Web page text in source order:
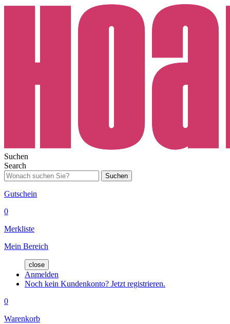
Suchen
Search
Suchen
Gutschein
0
Merkliste
Mein Bereich
close
Anmelden
Noch kein Kundenkonto? Jetzt registrieren.
0
Warenkorb